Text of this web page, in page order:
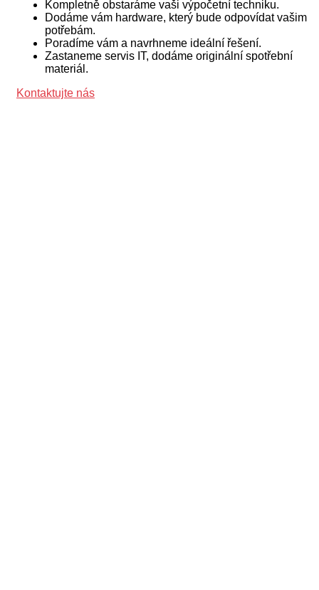
Kompletně obstaráme vaši výpočetní techniku.
Dodáme vám hardware, který bude odpovídat vašim
potřebám.
Poradíme vám a navrhneme ideální řešení.
Zastaneme servis IT, dodáme originální spotřební
materiál.
Kontaktujte nás